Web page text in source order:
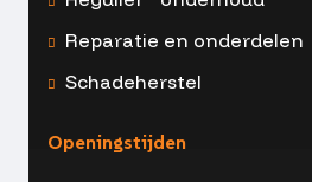
Reparatie en onderdelen
Schadeherstel
Openingstijden